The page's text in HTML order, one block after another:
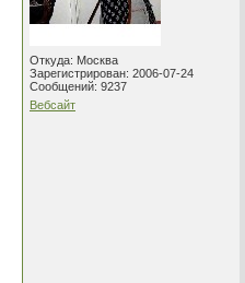
Откуда: Москва
Зарегистрирован: 2006-07-24
Сообщений: 9237
Вебсайт